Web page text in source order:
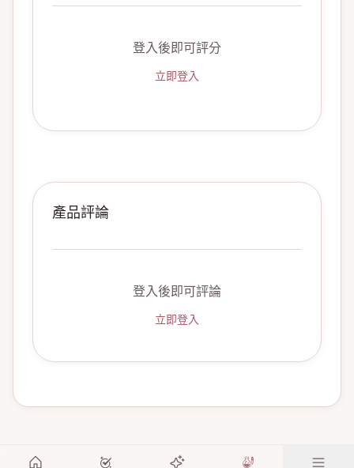
登入後即可評分
立即登入
產品評論
登入後即可評論
立即登入